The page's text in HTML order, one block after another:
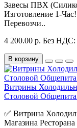
Завесы ПВХ
Изготовление 1-
Перевозчи..
4 200.00 р. Без НДС:
В корзину
Витрины
Столовой Общепита
✅ Витрина
Магазина